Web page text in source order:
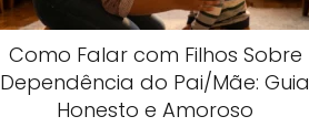
Como Falar com Filhos Sobre
Dependência do Pai/Mãe: Guia
Honesto e Amoroso